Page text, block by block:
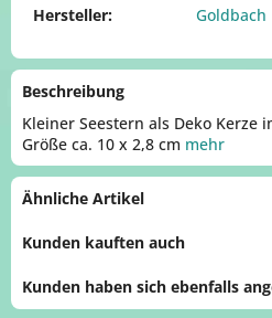
Hersteller:
Goldbach
Beschreibung
Kleiner Seestern als Deko Kerze
Größe ca. 10 x 2,8 cm mehr
Ähnliche Artikel
Kunden kauften auch
Kunden haben sich ebenfalls